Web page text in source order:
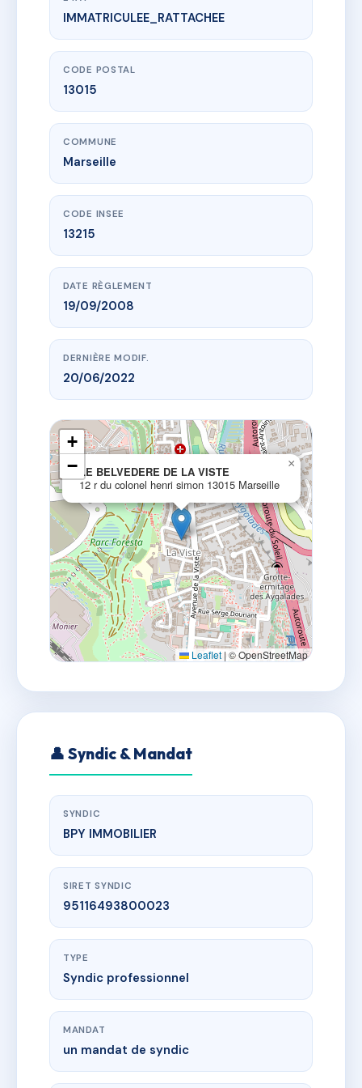
www.vme.plus/AC6814453
LE BELVEDERE DE LA VISTE
12 r du colonel henri simon
IMMATRICULEE_RATTACHEE
CODE POSTAL
13015
COMMUNE
Marseille
CODE INSEE
13215
DATE RÈGLEMENT
19/09/2008
DERNIÈRE MODIF.
20/06/2022
LE BELVEDERE DE LA VISTE
12 r du colonel henri simon 13015 Marseille
×
+
−
Leaflet | © OpenStreetMap
👤 Syndic & Mandat
SYNDIC
BPY IMMOBILIER
SIRET SYNDIC
95116493800023
TYPE
Syndic professionnel
MANDAT
un mandat de syndic